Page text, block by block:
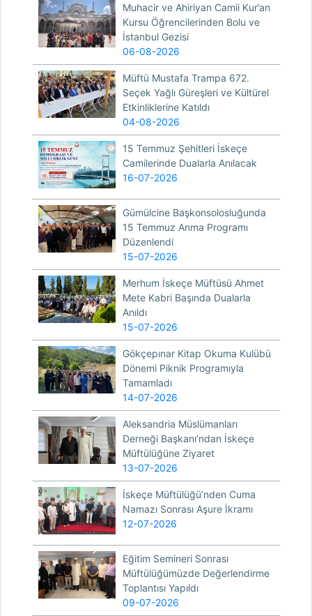
Muhacir ve Ahiriyan Camii Kur’an
Kursu Öğrencilerinden Bolu ve
İstanbul Gezisi
06-08-2026
Müftü Mustafa Trampa 672.
Seçek Yağlı Güreşleri ve Kültürel
Etkinliklerine Katıldı
04-08-2026
15 Temmuz Şehitleri İskeçe
Camilerinde Dualarla Anılacak
16-07-2026
Gümülcine Başkonsolosluğunda
15 Temmuz Anma Programı
Düzenlendi
15-07-2026
Merhum İskeçe Müftüsü Ahmet
Mete Kabri Başında Dualarla
Anıldı
15-07-2026
Gökçepınar Kitap Okuma Kulübü
Dönemi Piknik Programıyla
Tamamladı
14-07-2026
Aleksandria Müslümanları
Derneği Başkanı’ndan İskeçe
Müftülüğüne Ziyaret
13-07-2026
İskeçe Müftülüğü’nden Cuma
Namazı Sonrası Aşure İkramı
12-07-2026
Eğitim Semineri Sonrası
Müftülüğümüzde Değerlendirme
Toplantısı Yapıldı
09-07-2026